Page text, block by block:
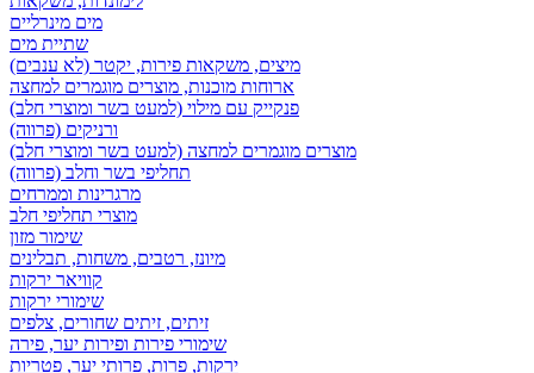
מים מינרליים
שתיית מים
מיצים, משקאות פירות, יקטר (לא ענבים)
ארוחות מוכנות, מוצרים מוגמרים למחצה
פנקייק עם מילוי (למעט בשר ומוצרי חלב)
ורניקים (פרווה)
מוצרים מוגמרים למחצה (למעט בשר ומוצרי חלב)
תחליפי בשר וחלב (פרווה)
מרגרינות וממרחים
מוצרי תחליפי חלב
שימור מזון
מיונז, רטבים, משחות, תבלינים
קוויאר ירקות
שימורי ירקות
זיתים, זיתים שחורים, צלפים
שימורי פירות ופירות יער, פירה
ירקות, פרות, פרותי יער, פטריות